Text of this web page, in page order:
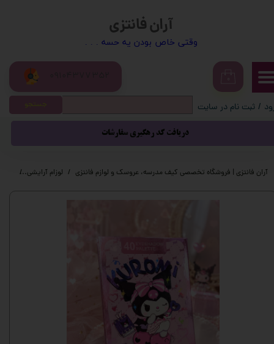
آران فانتزی
​​وقتی خاص بودن یه حسه . . .
/ ثبت نام در سایت
سفارشات
خروج از حساب کاربری
دریافت کد رهگیری سفارشات
جستجو
آران فانتزی | فروشگاه تخصصی کیف مدرسه، عروسک و لوازم فانتزی لوزام آرایشی